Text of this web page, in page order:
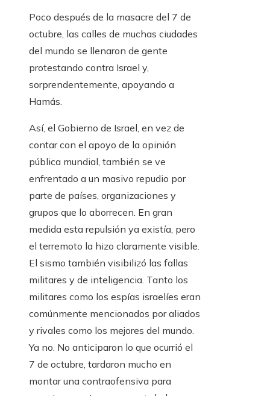
Poco después de la masacre del 7 de
octubre, las calles de muchas ciudades
del mundo se llenaron de gente
protestando contra Israel y,
sorprendentemente, apoyando a
Hamás.
Así, el Gobierno de Israel, en vez de
contar con el apoyo de la opinión
pública mundial, también se ve
enfrentado a un masivo repudio por
parte de países, organizaciones y
grupos que lo aborrecen. En gran
medida esta repulsión ya existía, pero
el terremoto la hizo claramente visible.
El sismo también visibilizó las fallas
militares y de inteligencia. Tanto los
militares como los espías israelíes eran
comúnmente mencionados por aliados
y rivales como los mejores del mundo.
Ya no. No anticiparon lo que ocurrió el
7 de octubre, tardaron mucho en
montar una contraofensiva para